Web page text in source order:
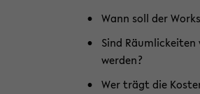
Wann soll der
Sind
wer­den?
Wer trägt die